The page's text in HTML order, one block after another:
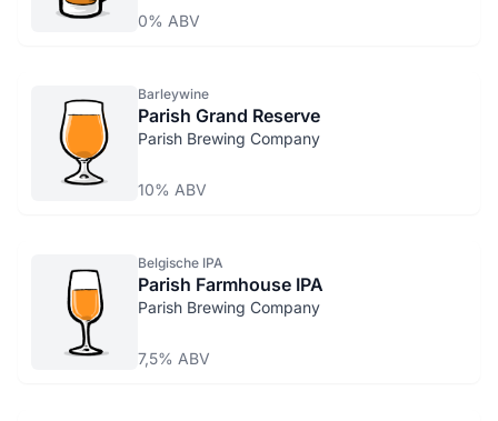
0% ABV
Barleywine
Parish Grand Reserve
Parish Brewing Company
10% ABV
Belgische IPA
Parish Farmhouse IPA
Parish Brewing Company
7,5% ABV